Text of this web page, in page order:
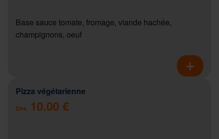
Base sauce tomate, fromage, viande hachée,
champignons, oeuf
Pizza végétarienne
Dès 10.00 €